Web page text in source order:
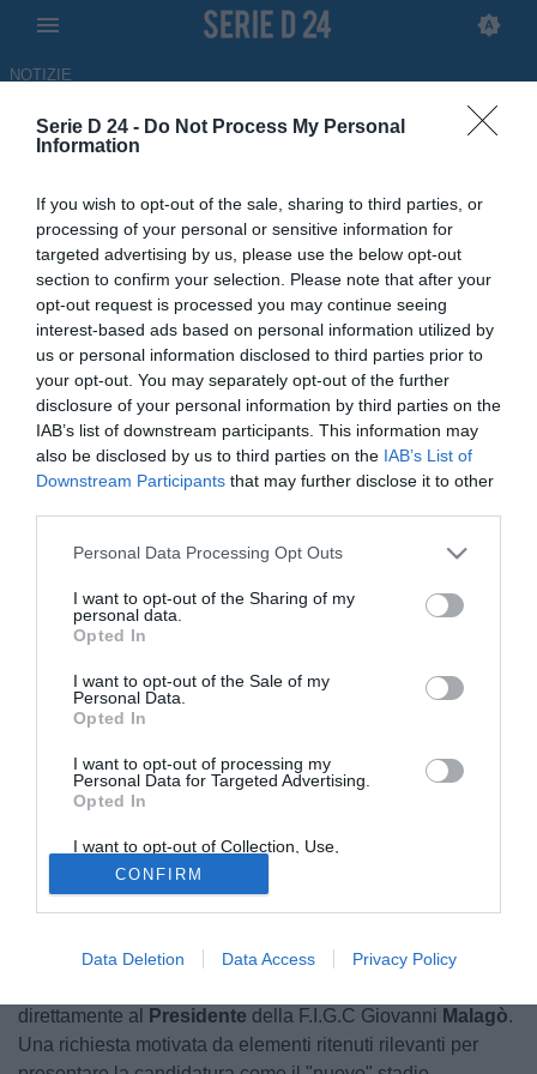
Serie D 24 - Do Not Process My Personal
Information
If you wish to opt-out of the sale, sharing to third parties, or
processing of your personal or sensitive information for
targeted advertising by us, please use the below opt-out
section to confirm your selection. Please note that after your
opt-out request is processed you may continue seeing
interest-based ads based on personal information utilized by
us or personal information disclosed to third parties prior to
your opt-out. You may separately opt-out of the further
disclosure of your personal information by third parties on the
IAB’s list of downstream participants. This information may
also be disclosed by us to third parties on the IAB’s List of
Downstream Participants that may further disclose it to other
Personal Data Processing Opt Outs
I want to opt-out of the Sharing of my
personal data.
Opted In
I want to opt-out of the Sale of my
Personal Data.
Opted In
I want to opt-out of processing my
Personal Data for Targeted Advertising.
Opted In
I want to opt-out of Collection, Use,
Retention, Sale, and/or Sharing of my
Personal Data that Is Unrelated with the
Purposes for which it was collected.
Opted Out
CONFIRM
Data Deletion Data Access Privacy Policy
NOTIZIE
Il Taranto vuole la Serie D: due
le richieste inoltrate
ULTIM'ORA
08.07.2026 14:45 di Redazione
Il Taranto vuole la D, la società rossoblù ha inoltrato due richieste
corredate da adeguata documentazione per ottenere l'iscrizione in
quarta serie
Gladiator. La squadra rossoblù non ha mai nascosto le
proprie ambizioni e oggi ha comunicato la sua intenzione -
quarta serie.
La società ha presentato la domanda di ripescaggio,
anche e sopratutto un'istanza di ammissione in via
direttamente al
Presidente della F.I.G.C Giovanni Malagò.
Una richiesta motivata da elementi ritenuti rilevanti per